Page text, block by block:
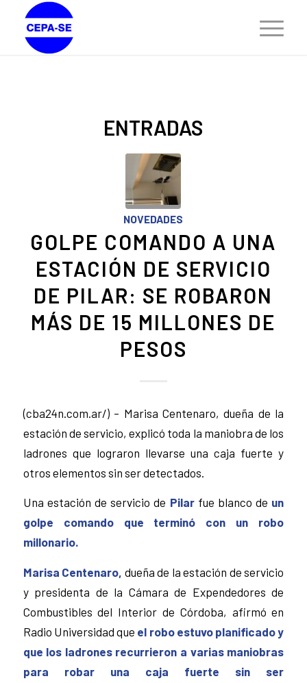
ENTRADAS
NOVEDADES
GOLPE COMANDO A UNA
ESTACIÓN DE SERVICIO
DE PILAR: SE ROBARON
MÁS DE 15 MILLONES DE
PESOS
(cba24n.com.ar/) – Marisa Centenaro, dueña de la
estación de servicio, explicó toda la maniobra de los
ladrones que lograron llevarse una caja fuerte y
otros elementos sin ser detectados.
Una estación de servicio de Pilarfue blanco de un
golpe comando que terminó con un robo
millonario.
Marisa Centenaro, dueña de la estación de servicio
y presidenta de la Cámara de Expendedores de
Combustibles del Interior de Córdoba, afirmó en
Radio Universidad que el robo estuvo planificado y
que los ladrones recurrieron a varias maniobras
para robar una caja fuerte sin ser